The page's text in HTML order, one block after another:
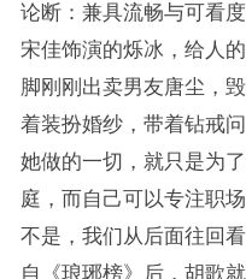
论断：兼具流畅与可看
宋佳饰演的烁冰，给人
脚刚刚出卖男友唐尘，
着装扮婚纱，带着钻戒
她做的一切，就只是为
庭，而自己可以专注职
不是，我们从后面往回看
自《琅琊榜》后，胡歌